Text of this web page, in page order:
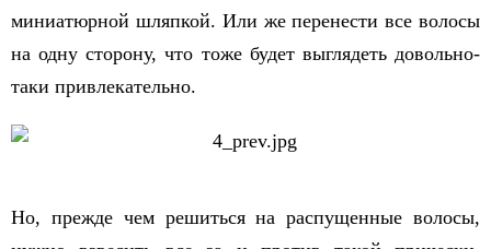
миниатюрной шляпкой. Или же перенести все волосы
на одну сторону, что тоже будет выглядеть довольно-
таки привлекательно.
Но, прежде чем решиться на распущенные волосы,